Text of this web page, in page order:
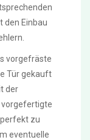
den Einbau
vorgefräste
Tür gekauft
der
vorgefertigte
zu
eventuelle